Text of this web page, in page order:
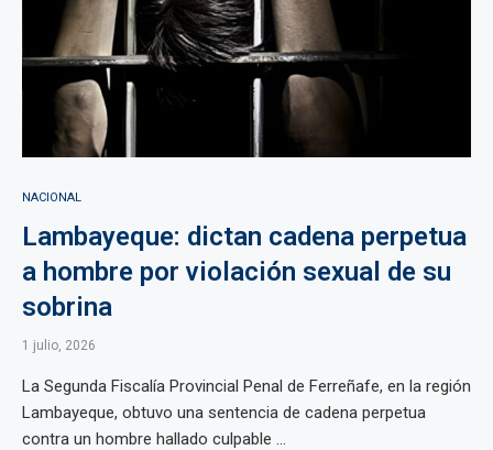
NACIONAL
Lambayeque: dictan cadena perpetua
a hombre por violación sexual de su
sobrina
1 julio, 2026
La Segunda Fiscalía Provincial Penal de Ferreñafe, en la región
Lambayeque, obtuvo una sentencia de cadena perpetua
contra un hombre hallado culpable ...